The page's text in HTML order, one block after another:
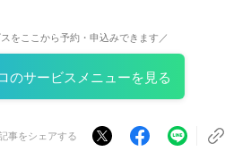
をここから予約・申込みできます／
のサービスメニューを見る
事をシェアする